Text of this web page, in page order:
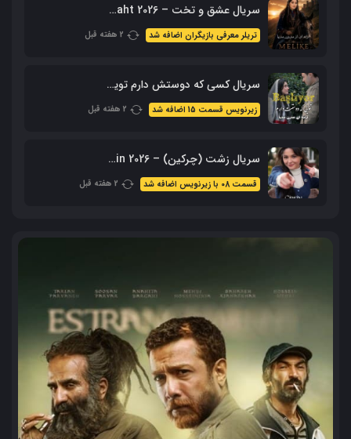
سریال عشق و تخت – Ask Ve Taht 2026 – محصول aTV
تریلر معرفی بازیگران اضافه شد 2 هفته قبل
سریال کسی که دوستش دارم تویی – Sevdiğim Sensin با زیرنویس فارسی
زیرنویس قسمت 15 اضافه شد 2 هفته قبل
سریال زشت (چرکین) – Cirkin 2026 با زیرنویس فارسی
قسمت 08 با زیرنویس اضافه شد 2 هفته قبل